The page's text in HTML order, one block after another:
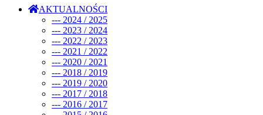
AKTUALNOŚCI
--- 2024 / 2025
--- 2023 / 2024
--- 2022 / 2023
--- 2021 / 2022
--- 2020 / 2021
--- 2018 / 2019
--- 2019 / 2020
--- 2017 / 2018
--- 2016 / 2017